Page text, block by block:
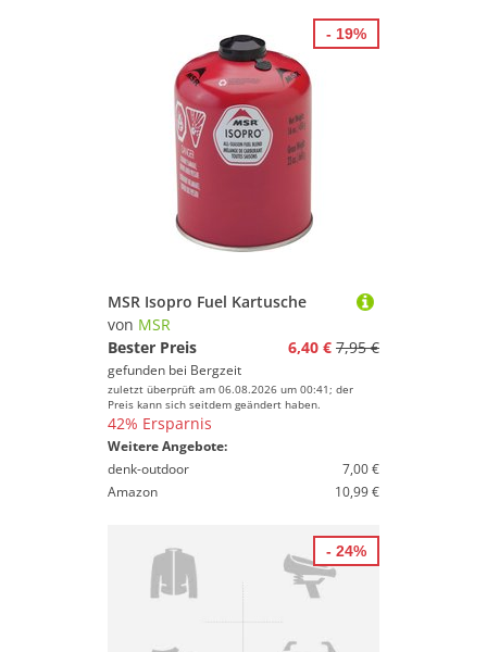
MSR Isopro Fuel Kartusche
von MSR
Bester Preis
6,40 € 7,95 €
gefunden bei Bergzeit
zuletzt überprüft am 06.08.2026 um 00:41; der
Preis kann sich seitdem geändert haben.
42% Ersparnis
Weitere Angebote:
denk-outdoor
7,00 €
Amazon
10,99 €
- 19%
- 24%